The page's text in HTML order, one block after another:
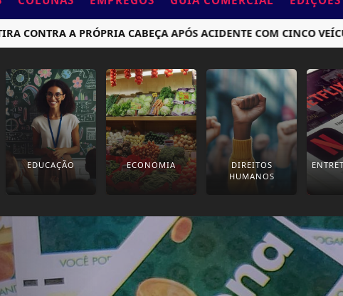
A PRÓPRIA CABEÇA APÓS ACIDENTE COM CINCO
EDUCAÇÃO ECONOMIA
DIREITOS
HUMANOS